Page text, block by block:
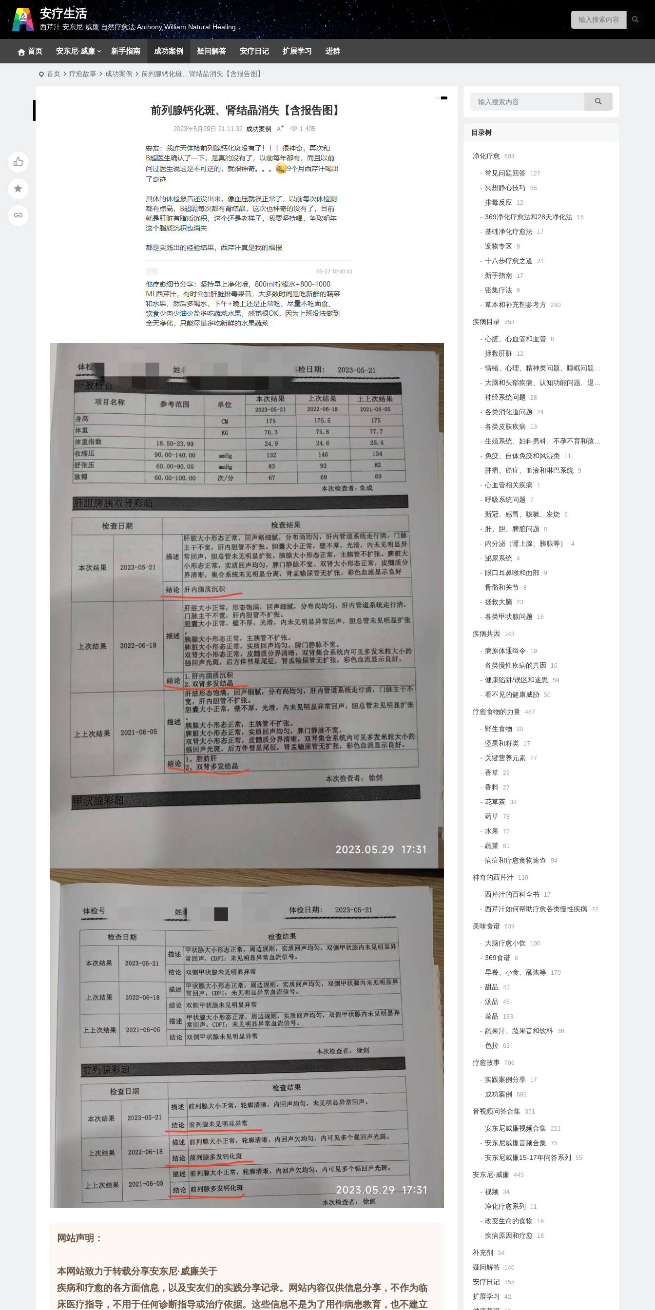
安疗生活
西芹汁 安东尼·威廉 自然疗愈法 Anthony William Natural Healing
首页 安东尼·威廉 新手指南 成功案例 疑问解答 安疗日记 扩展学习 进群
首页 疗愈故事 成功案例 前列腺钙化斑、肾结晶消失【含报告图】
前列腺钙化斑、肾结晶消失【含报告图】
2023年5月29日 21:11:32 成功案例 1,405
网站声明：
本网站致力于转载分享安东尼·威廉关于
疾病和疗愈的各方面信息，以及安友们的实践分享记录。网站内容仅供信息分享，不作为临
床医疗指导，不用于任何诊断指导或治疗依据。这些信息不是为了用作病患教育，也不建立
目录树
净化疗愈 603
常见问题回答 127
冥想静心技巧 65
排毒反应 12
369净化疗愈法和28天净化法 15
基础净化疗愈法 17
宠物专区 9
十八步疗愈之道 21
新手指南 17
密集疗法 9
草本和补充剂参考方 290
疾病目录 253
心脏、心血管和血管 8
拯救肝脏 12
情绪、心理、精神类问题、睡眠问题 18
大脑和头部疾病、认知功能问题、退行性疾病
神经系统问题 28
各类消化道问题 24
各类皮肤疾病 13
生殖系统、妇科男科、不孕不育和孩子健康
免疫、自体免疫和风湿类 11
肿瘤、癌症、血液和淋巴系统 9
心血管相关疾病 1
呼吸系统问题 7
新冠、感冒、咳嗽、发烧 6
肝、胆、脾脏问题 8
内分泌（肾上腺、胰腺等） 4
泌尿系统 4
眼口耳鼻喉和面部 9
骨骼和关节 8
拯救大脑 23
各类甲状腺问题 16
疾病共因 143
病原体通缉令 19
各类慢性疾病的共因 16
健康陷阱/误区和迷思 59
看不见的健康威胁 50
疗愈食物的力量 487
野生食物 20
坚果和籽类 17
关键营养元素 27
香草 29
香料 27
花草茶 38
药草 78
水果 77
蔬菜 81
病症和疗愈食物速查 94
神奇的西芹汁 110
西芹汁的百科全书 17
西芹汁如何帮助疗愈各类慢性疾病 72
美味食谱 639
大脑疗愈小饮 100
369食谱 8
早餐、小食、蘸酱等 170
甜品 42
汤品 45
菜品 183
蔬果汁、蔬果昔和饮料 36
色拉 63
疗愈故事 706
实践案例分享 17
成功案例 683
音视频问答合集 351
安东尼威廉视频合集 221
安东尼威廉音频合集 75
安东尼威廉15-17年问答系列 55
安东尼·威廉 445
视频 34
净化疗愈系列 11
改变生命的食物 19
疾病原因和疗愈 18
补充剂 34
疑问解答 140
安疗日记 155
扩展学习 42